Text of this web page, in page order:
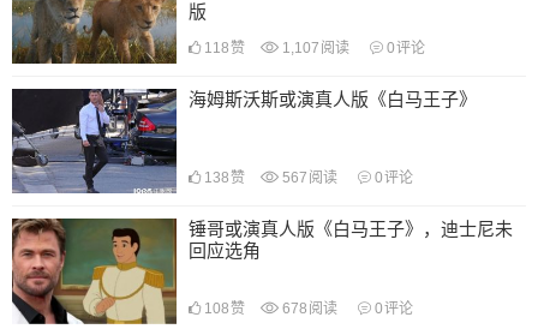
版
118 赞 1,107 阅读 0评论
海姆斯沃斯或演真人版《白马王子》
138 赞 567 阅读 0评论
锤哥或演真人版《白马王子》，迪士尼未
回应选角
108 赞 678 阅读 0评论